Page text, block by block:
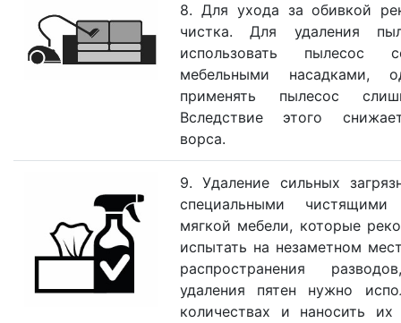
8. Для ухода за обивкой
чистка. Для удаления
использовать пылесос
мебельными насадками,
применять пылесос
Вследствие этого
ворса.
9. Удаление сильных
специальными
мягкой мебели, которые
испытать на незаметном
распространения
удаления пятен нужно
количествах и наносить